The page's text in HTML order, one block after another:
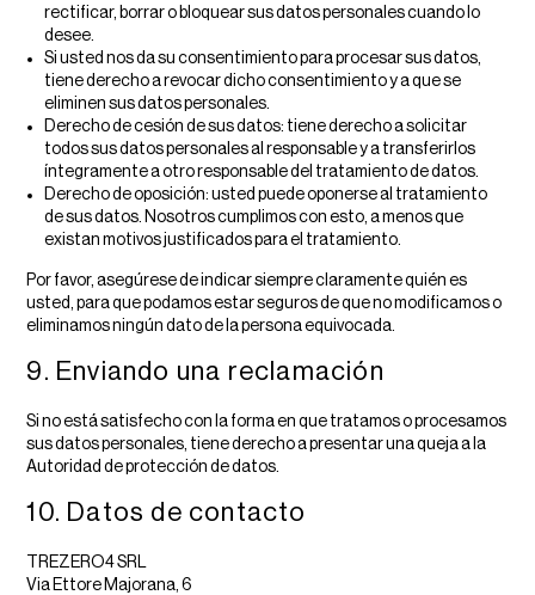
rectificar, borrar o bloquear sus datos personales cuando lo
desee.
Si usted nos da su consentimiento para procesar sus datos,
tiene derecho a revocar dicho consentimiento y a que se
eliminen sus datos personales.
Derecho de cesión de sus datos: tiene derecho a solicitar
todos sus datos personales al responsable y a transferirlos
íntegramente a otro responsable del tratamiento de datos.
Derecho de oposición: usted puede oponerse al tratamiento
de sus datos. Nosotros cumplimos con esto, a menos que
existan motivos justificados para el tratamiento.
Por favor, asegúrese de indicar siempre claramente quién es
usted, para que podamos estar seguros de que no modificamos o
eliminamos ningún dato de la persona equivocada.
9. Enviando una reclamación
Si no está satisfecho con la forma en que tratamos o procesamos
sus datos personales, tiene derecho a presentar una queja a la
Autoridad de protección de datos.
10. Datos de contacto
TREZERO4 SRL
Via Ettore Majorana, 6